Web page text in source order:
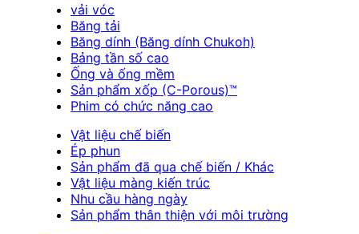
vải vóc
Băng tải
Băng dính (Băng dính Chukoh)
Bảng tần số cao
Ống và ống mềm
Sản phẩm xốp (C-Porous)™
Phim có chức năng cao
Vật liệu chế biến
Ép phun
Sản phẩm đã qua chế biến / Khác
Vật liệu màng kiến trúc
Nhu cầu hàng ngày
Sản phẩm thân thiện với môi trường